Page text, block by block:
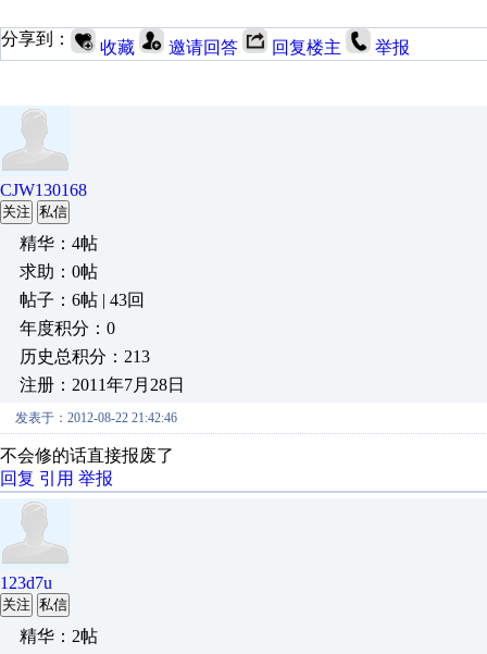
分享到： 收藏 邀请回答 回复楼主 举报
CJW130168
关注 私信
精华：4帖
求助：0帖
帖子：6帖 | 43回
年度积分：0
历史总积分：213
注册：2011年7月28日
发表于：2012-08-22 21:42:46
不会修的话直接报废了
回复 引用 举报
123d7u
关注 私信
精华：2帖